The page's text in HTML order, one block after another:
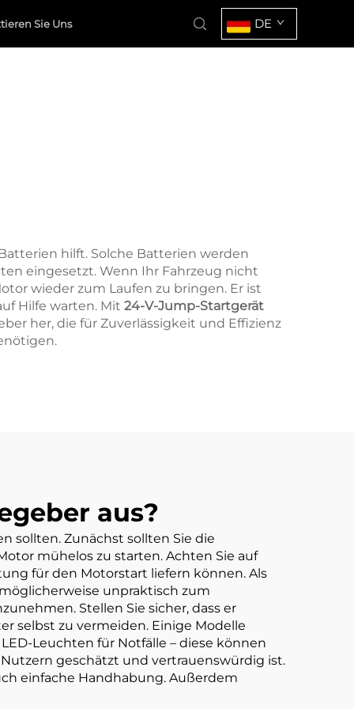
Sie Uns DE
hilft. Solche Batterien werden
eingesetzt. Wenn Ihr Fahrzeug nicht
wieder zum Laufen zu bringen. Er ist
Hilfe warten. Mit 24-V-Jump-Startgerät
her, die für Zuverlässigkeit und Effizienz
aus?
sollten. Zunächst sollten Sie die
mühelos zu starten. Achten Sie auf
für den Motorstart liefern können. Als
unpraktisch zum
Stellen Sie sicher, dass er
selbst zu vermeiden. Einige Modelle
Leuchten für Notfälle – diese können
geschätzt und vertrauenswürdig ist.
einfache Handhabung. Außerdem